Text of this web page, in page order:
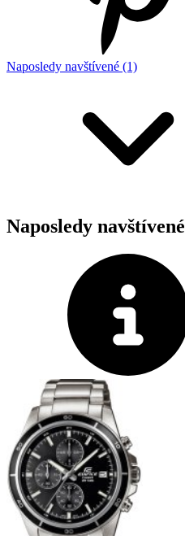
Naposledy navštívené (1)
Naposledy navštívené